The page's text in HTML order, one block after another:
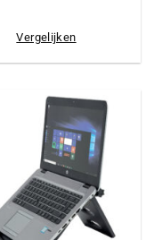
Vergelijken